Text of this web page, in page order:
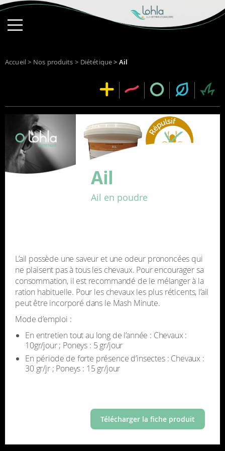
Accueil> Nos produits > Diététique> Ail
Ail
Ail en poudre
L’ail pos­sède une saveur et une odeur pro­non­cées qui
ne plaisent pas à tous les che­vaux. Pour encou­ra­ger sa
consom­ma­tion, il est recom­mandé de le mélan­ger à la
ration habi­tuelle. Pour les che­vaux les plus réti­cents, l’ail
peut être incor­poré dans le Mash Minute.
Mode d’em­ploi :
En entre­tien tout au long de l’an­née : Che­vaux :
10gr/jour ; Poneys : 5 gr/jour
En période de forte pré­sence d’in­sectes : Che­vaux :
30 gr/jr ; Poneys : 15 gr/jour
Télécharger la fiche produit